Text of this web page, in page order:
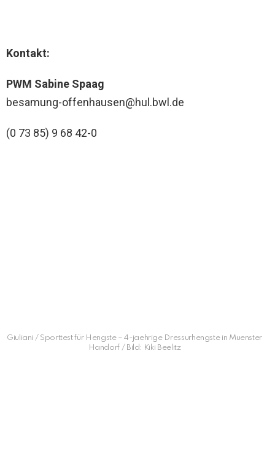
Kontakt:
PWM Sabine Spaag
besamung-offenhausen@hul.bwl.de
(0 73 85) 9 68 42-0
Giuliani / Sporttest für Hengste – 4-jaehrige Dressurhengste in Muenster
Handorf / Bild: Kiki Beelitz